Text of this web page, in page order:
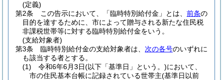
(定義)
第2条
この告示において、「臨時特別給付金」とは、 前条の
目的を達するために、市によって贈与される新たな住民税
非課税世帯等に対する臨時特別給付金をいう。
(支給対象者)
第3条
臨時特別給付金の支給対象者は、 次の各号のいずれに
も該当する者とする。
(1)
令和6年6月3日(以下「基準日」という。)において、
市の住民基本台帳に記録されている世帯主(基準日以前